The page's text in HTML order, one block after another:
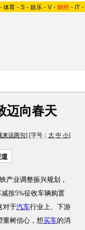
- 体育 - S - 娱乐 - V - 财经 - IT -
迈向春天
来说两句] [字号： 大 中 小]
产业调整振兴规划，
按5%征收车辆购置
对于汽车行业上、下游
重树信心，想买车的消